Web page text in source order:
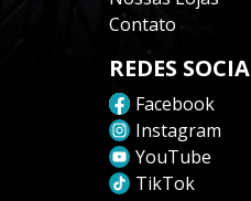
Contato
REDES
Facebook
Instagram
YouTube
TikTok